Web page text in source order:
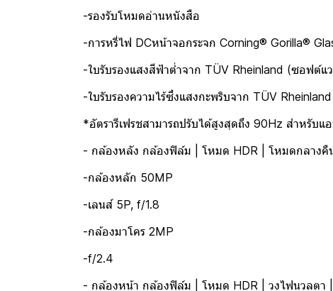
-รองรับโหมดอ่านหนังสือ
-การหรี่ไฟ DCหน้าจอกระจก Corning® Gorilla®
-ใบรับรองแสงสีฟ้าต่ำจาก TÜV Rheinland (ซอฟต์แ
-ใบรับรองความไร้ซึ่งแสงกะพริบจาก TÜV Rheinland
*อัตรารีเฟรชสามารถปรับได้สูงสุดถึง 90Hz สำหรับแ
- กล้องหลัง กล้องฟิล์ม | โหมด HDR | โหมดกลาง
-กล้องหลัก 50MP
-เลนส์ 5P, f/1.8
-กล้องมาโคร 2MP
-f/2.4
- กล้องหน้า กล้องฟิล์ม | โหมด HDR | วงไฟนวลตา |